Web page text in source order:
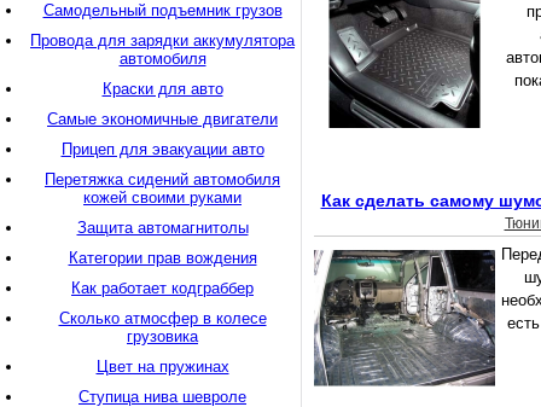
Как сделать самому
Самодельный подъемник грузов
Провода для зарядки аккумулятора
автомобиля
Краски для авто
Самые экономичные двигатели
Прицеп для эвакуации авто
Перетяжка сидений автомобиля
кожей своими руками
Защита автомагнитолы
Категории прав вождения
Как работает кодграббер
Сколько атмосфер в колесе
грузовика
Цвет на пружинах
Ступица нива шевроле